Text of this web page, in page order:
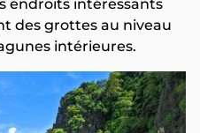
endroits intéressants
des grottes au niveau
intérieures.